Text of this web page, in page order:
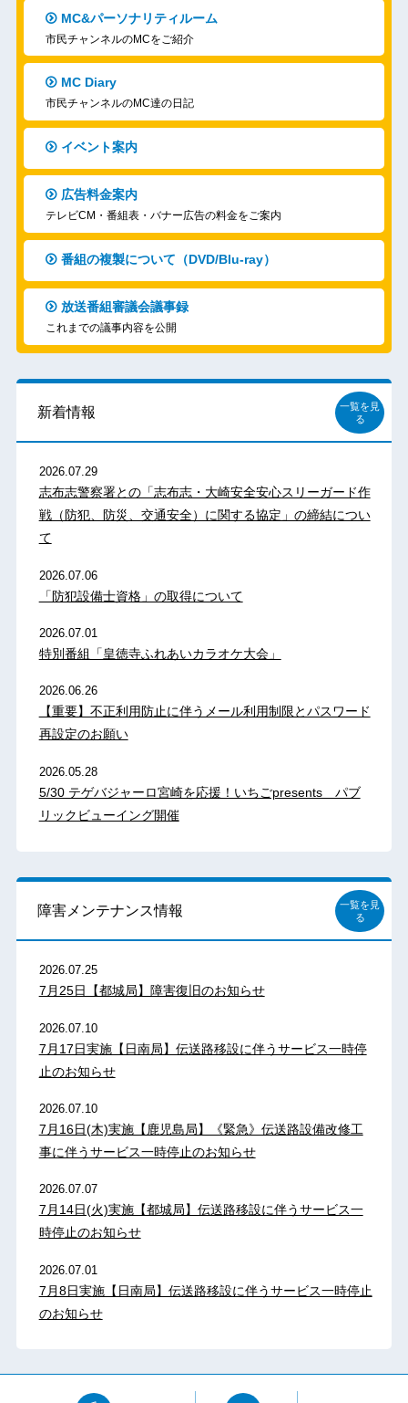
MC&パーソナリティルーム
市民チャンネルのMCをご紹介
MC Diary
市民チャンネルのMC達の日記
イベント案内
広告料金案内
テレビCM・番組表・バナー広告の料金をご案内
番組の複製について（DVD/Blu-ray）
放送番組審議会議事録
これまでの議事内容を公開
新着情報
一覧を見
る
2026.07.29
志布志警察署との「志布志・大崎安全安心スリーガード作
戦（防犯、防災、交通安全）に関する協定」の締結につい
て
2026.07.06
「防犯設備士資格」の取得について
2026.07.01
特別番組「皇徳寺ふれあいカラオケ大会」
2026.06.26
【重要】不正利用防止に伴うメール利用制限とパスワード
再設定のお願い
2026.05.28
5/30 テゲバジャーロ宮崎を応援！いちごpresents パブ
リックビューイング開催
障害メンテナンス情報
一覧を見
る
2026.07.25
7月25日【都城局】障害復旧のお知らせ
2026.07.10
7月17日実施【日南局】伝送路移設に伴うサービス一時停
止のお知らせ
2026.07.10
7月16日(木)実施【鹿児島局】《緊急》伝送路設備改修工
事に伴うサービス一時停止のお知らせ
2026.07.07
7月14日(火)実施【都城局】伝送路移設に伴うサービス一
時停止のお知らせ
2026.07.01
7月8日実施【日南局】伝送路移設に伴うサービス一時停止
のお知らせ